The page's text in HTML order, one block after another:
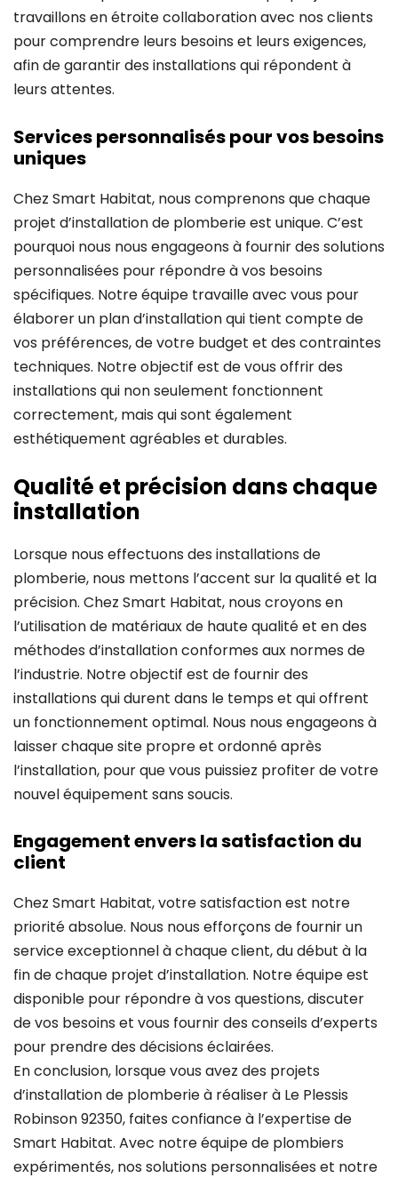
travaillons en étroite collaboration avec nos clients
pour comprendre leurs besoins et leurs exigences,
afin de garantir des installations qui répondent à
leurs attentes.
Services personnalisés pour vos besoins
uniques
Chez Smart Habitat, nous comprenons que chaque
projet d’installation de plomberie est unique. C’est
pourquoi nous nous engageons à fournir des solutions
personnalisées pour répondre à vos besoins
spécifiques. Notre équipe travaille avec vous pour
élaborer un plan d’installation qui tient compte de
vos préférences, de votre budget et des contraintes
techniques. Notre objectif est de vous offrir des
installations qui non seulement fonctionnent
correctement, mais qui sont également
esthétiquement agréables et durables.
Qualité et précision dans chaque
installation
Lorsque nous effectuons des installations de
plomberie, nous mettons l’accent sur la qualité et la
précision. Chez Smart Habitat, nous croyons en
l’utilisation de matériaux de haute qualité et en des
méthodes d’installation conformes aux normes de
l’industrie. Notre objectif est de fournir des
installations qui durent dans le temps et qui offrent
un fonctionnement optimal. Nous nous engageons à
laisser chaque site propre et ordonné après
l’installation, pour que vous puissiez profiter de votre
nouvel équipement sans soucis.
Engagement envers la satisfaction du
client
Chez Smart Habitat, votre satisfaction est notre
priorité absolue. Nous nous efforçons de fournir un
service exceptionnel à chaque client, du début à la
fin de chaque projet d’installation. Notre équipe est
disponible pour répondre à vos questions, discuter
de vos besoins et vous fournir des conseils d’experts
pour prendre des décisions éclairées.
En conclusion, lorsque vous avez des projets
d’installation de plomberie à réaliser à Le Plessis
Robinson 92350, faites confiance à l’expertise de
Smart Habitat. Avec notre équipe de plombiers
expérimentés, nos solutions personnalisées et notre